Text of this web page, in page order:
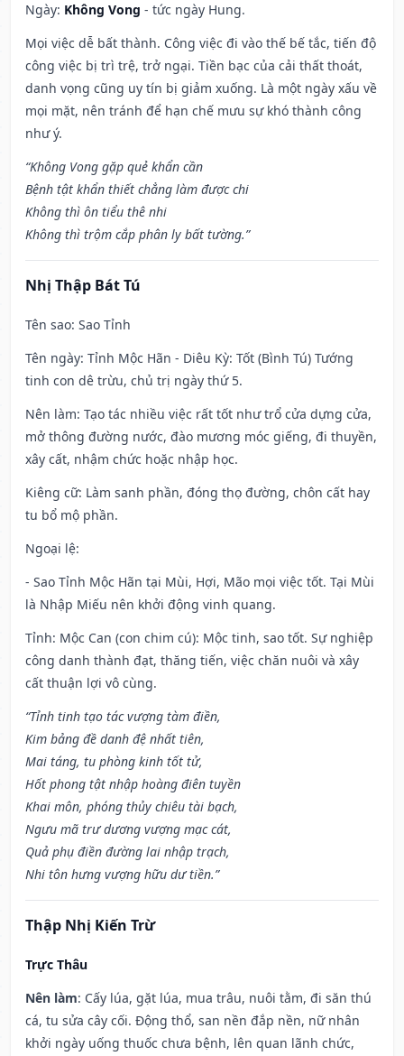
Ngày: Không Vong - tức ngày Hung.
Mọi việc dễ bất thành. Công việc đi vào thế bế tắc, tiến độ
công việc bị trì trệ, trở ngại. Tiền bạc của cải thất thoát,
danh vọng cũng uy tín bị giảm xuống. Là một ngày xấu về
mọi mặt, nên tránh để hạn chế mưu sự khó thành công
như ý.
“Không Vong gặp quẻ khẩn cần
Bệnh tật khẩn thiết chẳng làm được chi
Không thì ôn tiểu thê nhi
Không thì trộm cắp phân ly bất tường.”
Nhị Thập Bát Tú
Tên sao: Sao Tỉnh
Tên ngày: Tỉnh Mộc Hãn - Diêu Kỳ: Tốt (Bình Tú) Tướng
tinh con dê trừu, chủ trị ngày thứ 5.
Nên làm: Tạo tác nhiều việc rất tốt như trổ cửa dựng cửa,
mở thông đường nước, đào mương móc giếng, đi thuyền,
xây cất, nhậm chức hoặc nhập học.
Kiêng cữ: Làm sanh phần, đóng thọ đường, chôn cất hay
tu bổ mộ phần.
Ngoại lệ:
- Sao Tỉnh Mộc Hãn tại Mùi, Hợi, Mão mọi việc tốt. Tại Mùi
là Nhập Miếu nên khởi động vinh quang.
Tỉnh: Mộc Can (con chim cú): Mộc tinh, sao tốt. Sự nghiệp
công danh thành đạt, thăng tiến, việc chăn nuôi và xây
cất thuận lợi vô cùng.
“Tỉnh tinh tạo tác vượng tàm điền,
Kim bảng đề danh đệ nhất tiên,
Mai táng, tu phòng kinh tốt tử,
Hốt phong tật nhập hoàng điên tuyền
Khai môn, phóng thủy chiêu tài bạch,
Ngưu mã trư dương vượng mạc cát,
Quả phụ điền đường lai nhập trạch,
Nhi tôn hưng vượng hữu dư tiền.”
Thập Nhị Kiến Trừ
Trực Thâu
Nên làm: Cấy lúa, gặt lúa, mua trâu, nuôi tằm, đi săn thú
cá, tu sửa cây cối. Động thổ, san nền đắp nền, nữ nhân
khởi ngày uống thuốc chưa bệnh, lên quan lãnh chức,